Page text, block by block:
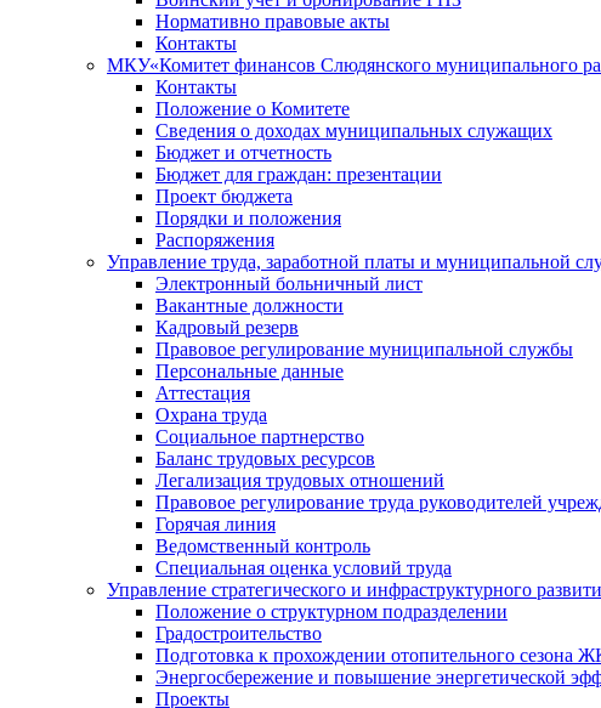
Нормативно правовые акты
Контакты
МКУ«Комитет финансов Слюдянского муниципального
Контакты
Положение о Комитете
Сведения о доходах муниципальных служащих
Бюджет и отчетность
Бюджет для граждан: презентации
Проект бюджета
Порядки и положения
Распоряжения
Управление труда, заработной платы и муниципальной
Электронный больничный лист
Вакантные должности
Кадровый резерв
Правовое регулирование муниципальной службы
Персональные данные
Аттестация
Охрана труда
Социальное партнерство
Баланс трудовых ресурсов
Легализация трудовых отношений
Правовое регулирование труда руководителей
Горячая линия
Ведомственный контроль
Специальная оценка условий труда
Управление стратегического и инфраструктурного
Положение о структурном подразделении
Градостроительство
Подготовка к прохождении отопительного сезона
Энергосбережение и повышение энергетической
Проекты